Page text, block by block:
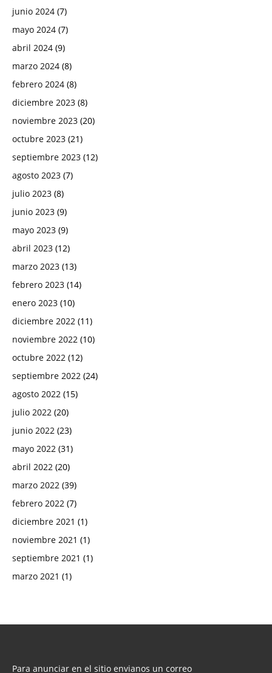
junio 2024 (7)
mayo 2024 (7)
abril 2024 (9)
marzo 2024 (8)
febrero 2024 (8)
diciembre 2023 (8)
noviembre 2023 (20)
octubre 2023 (21)
septiembre 2023 (12)
agosto 2023 (7)
julio 2023 (8)
junio 2023 (9)
mayo 2023 (9)
abril 2023 (12)
marzo 2023 (13)
febrero 2023 (14)
enero 2023 (10)
diciembre 2022 (11)
noviembre 2022 (10)
octubre 2022 (12)
septiembre 2022 (24)
agosto 2022 (15)
julio 2022 (20)
junio 2022 (23)
mayo 2022 (31)
abril 2022 (20)
marzo 2022 (39)
febrero 2022 (7)
diciembre 2021 (1)
noviembre 2021 (1)
septiembre 2021 (1)
marzo 2021 (1)
Para anunciar en el sitio envianos un correo